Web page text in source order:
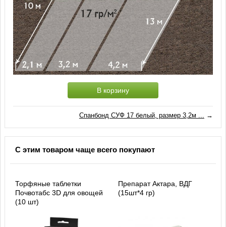
В корзину
Спанбонд СУФ 17 белый, размер 3,2м ... →
С этим товаром чаще всего покупают
Торфяные таблетки
Почвотабс 3D для овощей
(10 шт)
Препарат Актара, ВДГ
(15шт*4 гр)